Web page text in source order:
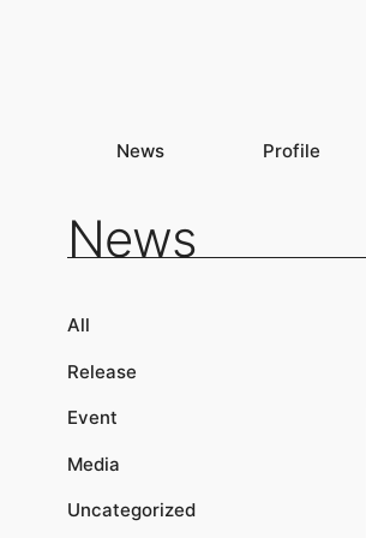
News Profile
News
All
Release
Event
Media
Uncategorized